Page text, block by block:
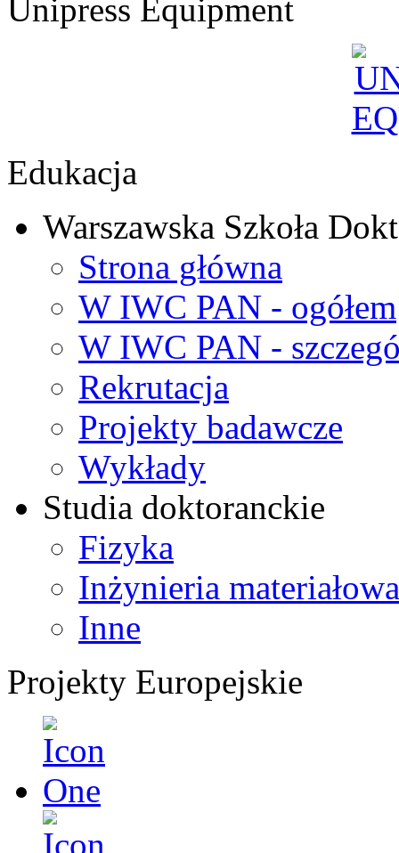
Unipress Equipment
Edukacja
Warszawska Szkoła
Strona główna
W IWC PAN - ogółem
W IWC PAN -
Rekrutacja
Projekty badawcze
Wykłady
Studia doktoranckie
Fizyka
Inżynieria materiałowa
Inne
Projekty Europejskie